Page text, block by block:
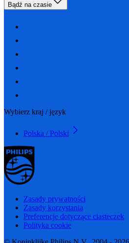
Bądź na czasie
Wybierz kraj / język
Polska / Polski
Zasady prywatności
Zasady korzystania
Preferencje dotyczące ciasteczek
Polityka cookie